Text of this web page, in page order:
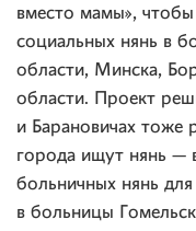
вместо мамы»,
социальных нянь в
области, Минска,
области. Проект
и Барановичах тоже
города ищут нянь —
больничных нянь
в больницы